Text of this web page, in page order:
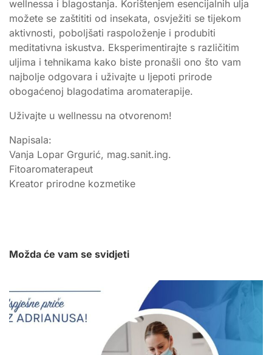
wellnessa i blagostanja. Korištenjem esencijalnih ulja
možete se zaštititi od insekata, osvježiti se tijekom
aktivnosti, poboljšati raspoloženje i produbiti
meditativna iskustva. Eksperimentirajte s različitim
uljima i tehnikama kako biste pronašli ono što vam
najbolje odgovara i uživajte u ljepoti prirode
obogaćenoj blagodatima aromaterapije.
Uživajte u wellnessu na otvorenom!
Napisala:
Vanja Lopar Grgurić, mag.sanit.ing.
Fitoaromaterapeut
Kreator prirodne kozmetike
Možda će vam se svidjeti